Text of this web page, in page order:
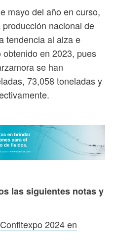
mayo del año en curso,
nacional de
tendencia al alza e
en 2023, pues
se han
73,058 toneladas y
las siguientes notas y
2024 en